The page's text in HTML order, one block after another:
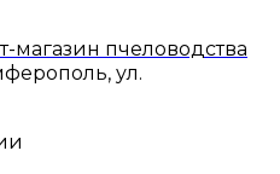
магазин пчеловодства
ул.